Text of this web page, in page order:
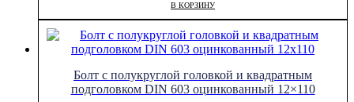
В КОРЗИНУ
Болт с полукруглой головкой и квадратным
подголовком DIN 603 оцинкованный 12×110